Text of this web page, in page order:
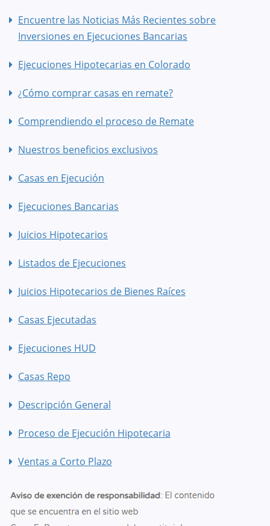
Encuentre las Noticias Más Recientes sobre
Inversiones en Ejecuciones Bancarias
Ejecuciones Hipotecarias en Colorado
¿Cómo comprar casas en remate?
Comprendiendo el proceso de Remate
Nuestros beneficios exclusivos
Casas en Ejecución
Ejecuciones Bancarias
Juicios Hipotecarios
Listados de Ejecuciones
Juicios Hipotecarios de Bienes Raíces
Casas Ejecutadas
Ejecuciones HUD
Casas Repo
Descripción General
Proceso de Ejecución Hipotecaria
Ventas a Corto Plazo